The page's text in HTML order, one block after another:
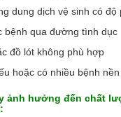
dung dịch vệ sinh có độ
bệnh qua đường tình dục
đồ lót không phù hợp
hoặc có nhiều bệnh nền
ảnh hưởng đến chất